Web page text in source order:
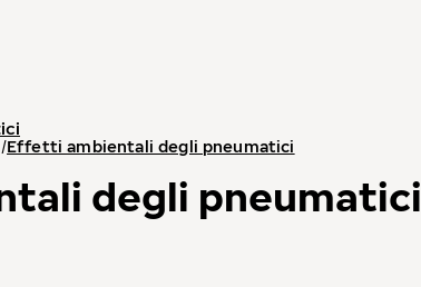
Effetti ambientali degli pneumatici
degli pneumatici